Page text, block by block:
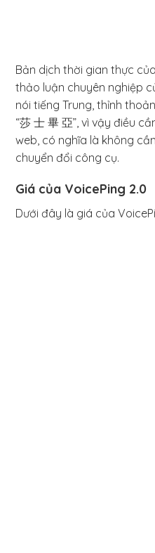
Bản dịch thời gian thực
thảo luận chuyên nghiệp
nói tiếng Trung, thỉnh
“莎 士 畢 亞”, vì vậy điều
web, có nghĩa là không
chuyển đổi công cụ.
Giá của VoicePing 2.0
Dưới đây là giá của